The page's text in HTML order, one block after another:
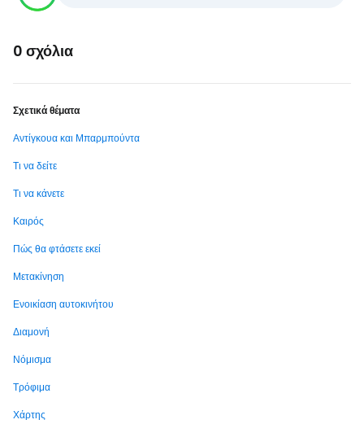
0 σχόλια
Σχετικά θέματα
Αντίγκουα και Μπαρμπούντα
Τι να δείτε
Τι να κάνετε
Καιρός
Πώς θα φτάσετε εκεί
Μετακίνηση
Ενοικίαση αυτοκινήτου
Διαμονή
Νόμισμα
Τρόφιμα
Χάρτης